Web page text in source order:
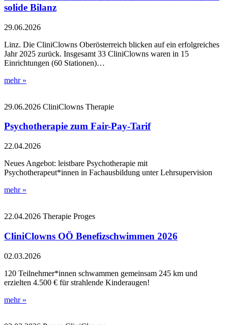
solide Bilanz
29.06.2026
Linz. Die CliniClowns Oberösterreich blicken auf ein erfolgreiches
Jahr 2025 zurück. Insgesamt 33 CliniClowns waren in 15
Einrichtungen (60 Stationen)…
mehr »
29.06.2026 CliniClowns Therapie
Psychotherapie zum Fair-Pay-Tarif
22.04.2026
Neues Angebot: leistbare Psychotherapie mit
Psychotherapeut*innen in Fachausbildung unter Lehrsupervision
mehr »
22.04.2026 Therapie Proges
CliniClowns OÖ Benefizschwimmen 2026
02.03.2026
120 Teilnehmer*innen schwammen gemeinsam 245 km und
erzielten 4.500 € für strahlende Kinderaugen!
mehr »